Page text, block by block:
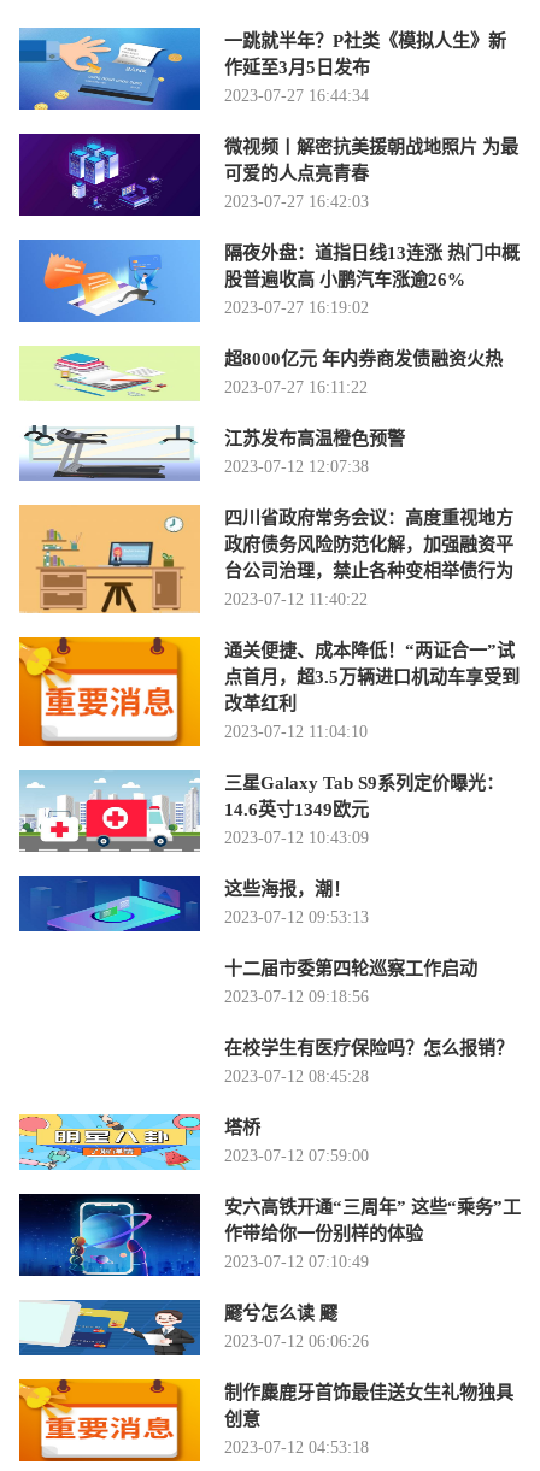
一跳就半年？P社类《模拟人生》新
作延至3月5日发布
2023-07-27 16:44:34
微视频丨解密抗美援朝战地照片 为最
可爱的人点亮青春
2023-07-27 16:42:03
隔夜外盘：道指日线13连涨 热门中概
股普遍收高 小鹏汽车涨逾26%
2023-07-27 16:19:02
超8000亿元 年内券商发债融资火热
2023-07-27 16:11:22
江苏发布高温橙色预警
2023-07-12 12:07:38
四川省政府常务会议：高度重视地方
政府债务风险防范化解，加强融资平
台公司治理，禁止各种变相举债行为
2023-07-12 11:40:22
通关便捷、成本降低！“两证合一”试
点首月，超3.5万辆进口机动车享受到
改革红利
2023-07-12 11:04:10
三星Galaxy Tab S9系列定价曝光：
14.6英寸1349欧元
2023-07-12 10:43:09
这些海报，潮！
2023-07-12 09:53:13
十二届市委第四轮巡察工作启动
2023-07-12 09:18:56
在校学生有医疗保险吗？怎么报销？
2023-07-12 08:45:28
塔桥
2023-07-12 07:59:00
安六高铁开通“三周年” 这些“乘务”工
作带给你一份别样的体验
2023-07-12 07:10:49
飂兮怎么读 飂
2023-07-12 06:06:26
制作麋鹿牙首饰最佳送女生礼物独具
创意
2023-07-12 04:53:18